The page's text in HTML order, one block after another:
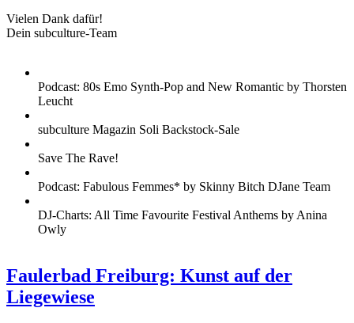
Vielen Dank dafür!
Dein subculture-Team
Podcast: 80s Emo Synth-Pop and New Romantic by Thorsten
Leucht
subculture Magazin Soli Backstock-Sale
Save The Rave!
Podcast: Fabulous Femmes* by Skinny Bitch DJane Team
DJ-Charts: All Time Favourite Festival Anthems by Anina
Owly
Faulerbad Freiburg: Kunst auf der
Liegewiese